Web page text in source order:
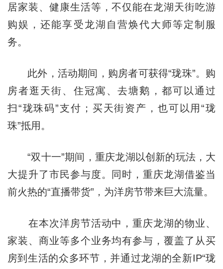
居家装、健康生活等，不仅能在龙湖天街吃游
购娱，还能享受龙湖自营焕代大师等定制服
务。
此外，活动期间，购房者可获得“珑珠”。购
房者逛天街、住冠寓、去塘鹅，都可以通过
扫“珑珠码”支付；买天街资产，也可以用“珑
珠”抵用。
“双十一”期间，重庆龙湖以创新的玩法，大
大提升了市民参与度。同时，重庆龙湖借鉴当
前火热的“直播带货”，为洋房节带来巨大流量。
在本次洋房节活动中，重庆龙湖的物业、
家装、商业等多个业务均有参与，覆盖了从买
房到生活的众多环节，并通过龙湖的全新IP“珑